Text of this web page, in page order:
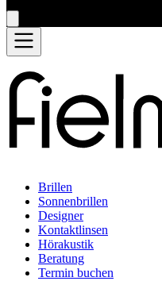
Brillen
Sonnenbrillen
Designer
Kontaktlinsen
Hörakustik
Beratung
Termin buchen